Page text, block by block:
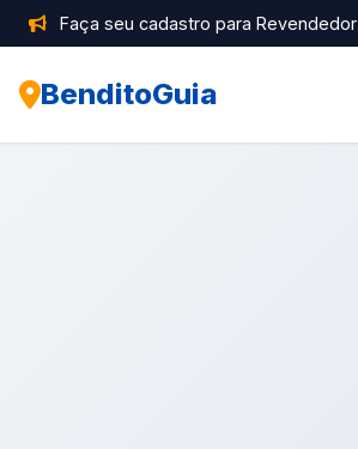
Faça seu cadastro para Revendedor
BenditoGuia